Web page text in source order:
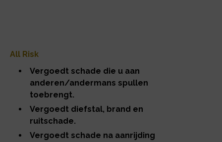
All Risk
Vergoedt schade die u aan
anderen/andermans spullen
toebrengt.
Vergoedt diefstal, brand en
ruitschade.
Vergoedt schade na aanrijding